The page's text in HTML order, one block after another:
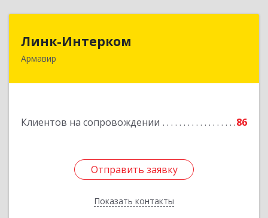
Линк-Интерком
Армавир
Клиентов на сопровождении 86
Отправить заявку
Показать контакты
Подробнее
Отправить заявку
Назад